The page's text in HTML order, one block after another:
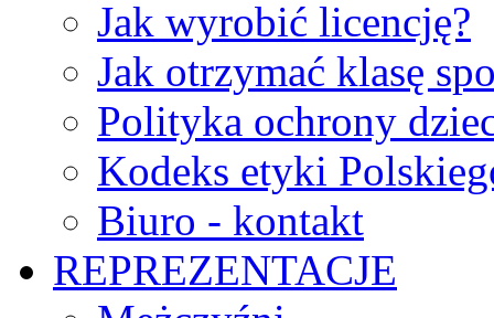
Jak wyrobić licencję?
Jak otrzymać klasę
Polityka ochrony
Kodeks etyki
Biuro - kontakt
REPREZENTACJE